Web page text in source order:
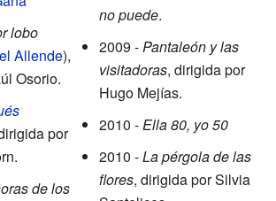
lobo
Allende),
Osorio.
por
de los
no puede.
2009 -Pantaleón y las
visitadoras, dirigida por
Hugo Mejías.
2010 -Ella 80, yo 50
2010 -La pérgola de las
flores, dirigida por Silvia